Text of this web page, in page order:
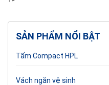
SẢN PHẨM NỔI BẬT
Tấm Compact HPL
Vách ngăn vệ sinh